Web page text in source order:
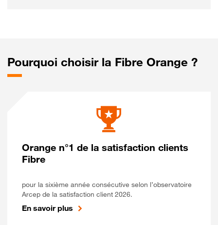
Pourquoi choisir la Fibre Orange ?
Orange n°1 de la satisfaction clients
Fibre
pour la sixième année consécutive selon l’observatoire
Arcep de la satisfaction client 2026.
En savoir plus